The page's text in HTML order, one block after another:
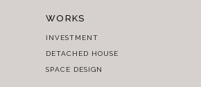
WORKS
INVESTMENT
DETACHED HOUSE
SPACE DESIGN